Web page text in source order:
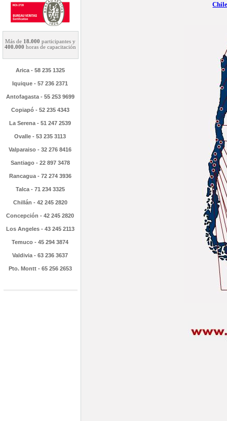
Más de 18.000 participantes y
400.000 horas de capacitación
Arica - 58 235 1325
Iquique - 57 236 2371
Antofagasta - 55 253 9699
Copiapó - 52 235 4343
La Serena - 51 247 2539
Ovalle - 53 235 3113
Valparaiso - 32 276 8416
Santiago - 22 897 3478
Rancagua - 72 274 3936
Talca - 71 234 3325
Chillán - 42 245 2820
Concepción - 42 245 2820
Los Angeles - 43 245 2113
Temuco - 45 294 3874
Valdivia - 63 236 3637
Pto. Montt - 65 256 2653